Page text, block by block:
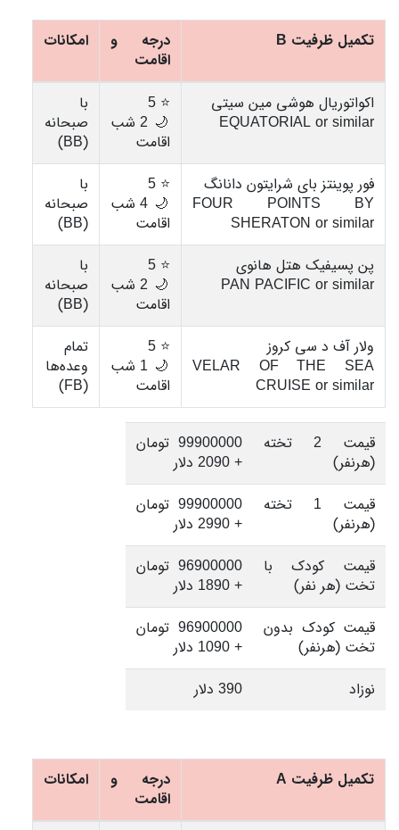
تکمیل ظرفیت B
درجه و
اقامت
امکانات
اکواتوریال هوشی مین سیتی
EQUATORIAL or similar
⭐ 5
🌙 2 شب
اقامت
با
صبحانه
(BB)
فور پوینتز بای شرایتون دانانگ
FOUR POINTS BY
SHERATON or similar
⭐ 5
🌙 4 شب
اقامت
با
صبحانه
(BB)
پن پسیفیک هتل هانوی
PAN PACIFIC or similar
⭐ 5
🌙 2 شب
اقامت
با
صبحانه
(BB)
ولار آف د سی کروز
VELAR OF THE SEA
CRUISE or similar
⭐ 5
🌙 1 شب
اقامت
تمام
وعده‌ها
(FB)
قیمت 2 تخته
(هرنفر)
99900000 تومان
+ 2090 دلار
قیمت 1 تخته
(هرنفر)
99900000 تومان
+ 2990 دلار
قیمت کودک با
تخت (هر نفر)
96900000 تومان
+ 1890 دلار
قیمت کودک بدون
تخت (هرنفر)
96900000 تومان
+ 1090 دلار
نوزاد
390 دلار
تکمیل ظرفیت A
درجه و
اقامت
امکانات